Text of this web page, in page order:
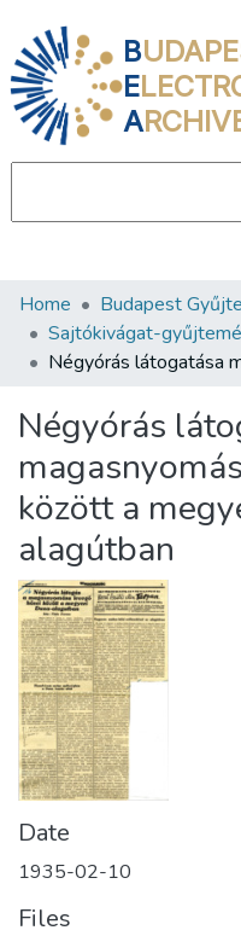
B
E
A
Communities &
All of DSpace
About us
Home Budapest
Sajtókivágat-
Négyórás
között a
alagútban
Date
1935-02-10
Files